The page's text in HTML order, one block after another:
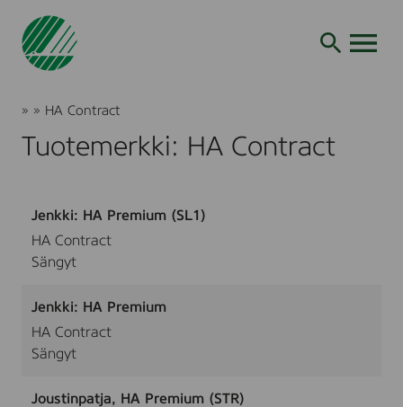
Siirry
Joutsenmerkki
» » HA Contract
Tuotemerkki: HA Contract
Jenkki: HA Premium (SL1)
HA Contract
Sängyt
Jenkki: HA Premium
HA Contract
Sängyt
Joustinpatja, HA Premium (STR)